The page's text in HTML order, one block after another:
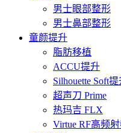
男士眼部整形
男士鼻部整形
童颜提升
脂肪移植
ACCU提升
Silhouette Soft
超声刀 Prime
热玛吉 FLX
Virtue RF高频